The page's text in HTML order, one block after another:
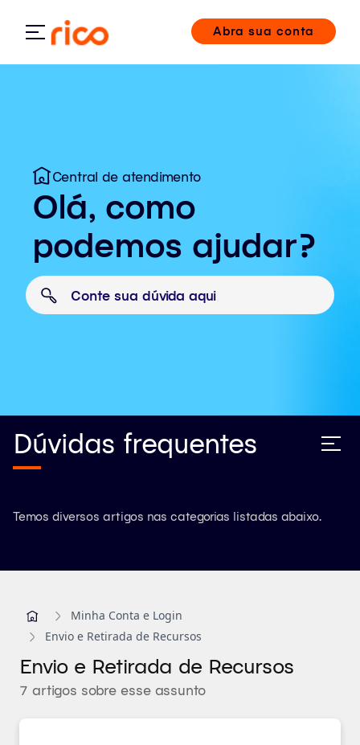
Abra sua conta
Central de atendimento
Olá, como
podemos ajudar?
Dúvidas frequentes
Temos diversos artigos nas categorias listadas abaixo.
Minha Conta e Login
Envio e Retirada de Recursos
Envio e Retirada de Recursos
7 artigos sobre esse assunto